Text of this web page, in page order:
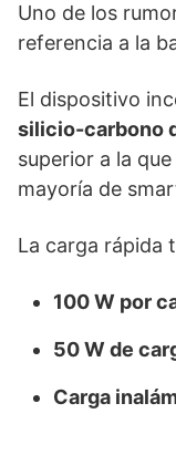
Uno de los
referencia a la
El dispositivo
silicio-carbono
superior a la
mayoría de
La carga rápida
100 W por
50 W de
Carga